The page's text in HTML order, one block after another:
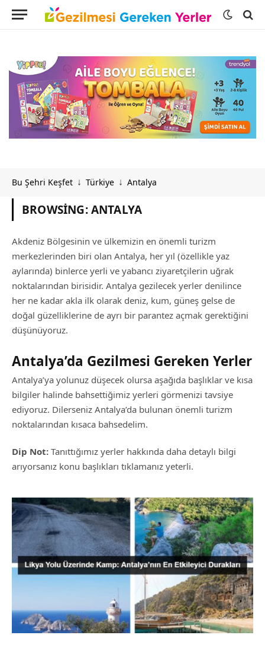
Bu Şehri Keşfet ↓ Türkiye ↓ Antalya
BROWSING:ANTALYA
Akdeniz Bölgesinin ve ülkemizin en önemli turizm
merkezlerinden biri olan Antalya, her yıl (özellikle yaz
aylarında) binlerce yerli ve yabancı ziyaretçilerin uğrak
noktalarından birisidir. Antalya gezilecek yerler denilince
her ne kadar akla ilk olarak deniz, kum, güneş gelse de
doğal güzelliklerine de ayrı bir parantez açmak gerektiğini
düşünüyoruz.
Antalya’da Gezilmesi Gereken Yerler
Antalya’ya yolunuz düşecek olursa aşağıda başlıklar ve kısa
bilgiler halinde bahsettiğimiz yerleri görmenizi tavsiye
ediyoruz. Dilerseniz Antalya’da bulunan önemli turizm
noktalarından kısaca bahsedelim.
Dip Not: Tanıttığımız yerler hakkında daha detaylı bilgi
arıyorsanız konu başlıkları tıklamanız yeterli.